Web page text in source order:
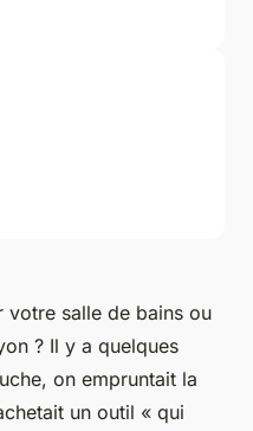
votre salle de bains ou
? Il y a quelques
on empruntait la
un outil « qui